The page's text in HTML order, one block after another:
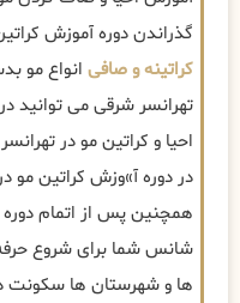
گذراندن دوره آموزش
کراتینه و صافی انواع مو
تهرانسر شرقی می توانید
احیا و کراتین مو در
در دوره آ»وزش کراتین مو
همچنین پس از اتمام دوره
شانس شما برای شروع حرفه
ها و شهرستان ها سکونت